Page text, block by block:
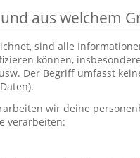
aus welchem
sind alle
können,
Der Begriff umfasst
wir deine
verarbeiten: